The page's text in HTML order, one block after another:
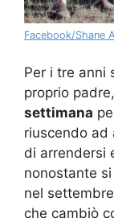
Facebook/Shane
Per i tre anni
proprio
settimana
riuscendo ad
di arrendersi
nonostante
nel
che cambiò